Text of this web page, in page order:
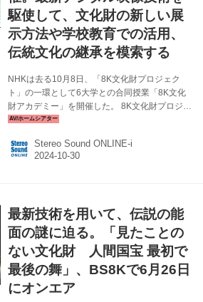
駆使して、文化財の新しい展
示方法や学校教育での活用、
伝統文化の継承を模索する
NHKは去る10月8日、「8K文化財プロジェク
ト」の一環として6大学との合同授業「8K文化
財アカデミー」を開催した。 8K文化財プロジェ
クトとは、2020年にスタートしたNHKと東京国
示の際の条件（照明の明るさや公開日数など）
が決まっているので、研究者であっても実物を
用、伝統文化の継承に役立てていこうというも
のとなる。 その手法としては、文化財を3Dスキ
ャン＆フォトグラメトリでデジタイズし、高精
細の3DCGデータを製作し...
Stereo Sound ONLINE-i
最新技術を用いて、伝説の能
面の謎に迫る。「見たことの
ない文化財 人間国宝 最初で
最後の舞」、BS8Kで6月26日
にオンエア